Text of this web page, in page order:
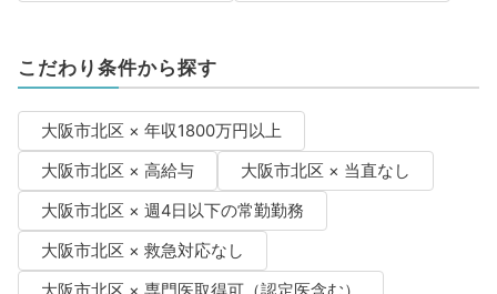
こだわり条件から探す
大阪市北区 × 年収1800万円以上
大阪市北区 × 高給与
大阪市北区 × 当直なし
大阪市北区 × 週4日以下の常勤勤務
大阪市北区 × 救急対応なし